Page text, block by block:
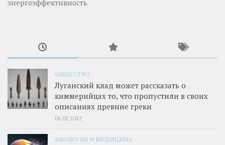
энергоэффективность
ОБЩЕСТВО
Луганский клад может рассказать о
киммерийцах то, что пропустили в своих
описаниях древние греки
06.01.2012
БИОЛОГИЯ И МЕДИЦИНА